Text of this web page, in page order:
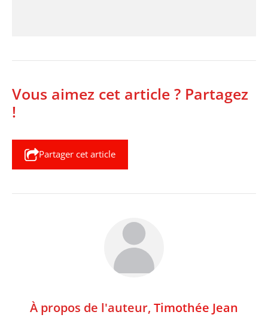
Vous aimez cet article ? Partagez
!
Partager cet article
À propos de l'auteur, Timothée Jean